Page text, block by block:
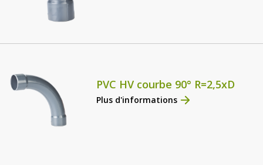
PVC HV courbe 90° R=2,5xD
Plus d'informations